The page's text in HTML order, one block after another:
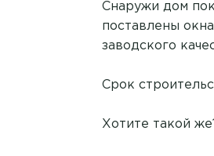
Снаружи дом
поставлены
заводского
Срок
Хотите такой